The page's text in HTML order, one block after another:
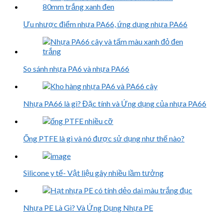
Ưu nhược điểm nhựa PA66, ứng dụng nhựa PA66
So sánh nhựa PA6 và nhựa PA66
Nhựa PA66 là gì? Đặc tính và Ứng dụng của nhựa PA66
Ống PTFE là gì và nó được sử dụng như thế nào?
Silicone y tế- Vật liệu gây nhiều lầm tưởng
Nhựa PE Là Gì? Và Ứng Dụng Nhựa PE